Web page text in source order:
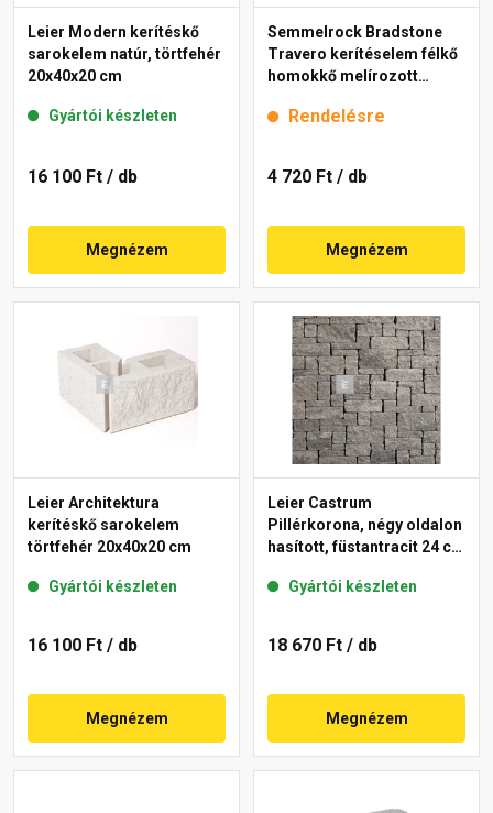
Leier Modern kerítéskő
sarokelem natúr, törtfehér
20x40x20 cm
Gyártói készleten
16 100 Ft / db
Megnézem
Semmelrock Bradstone
Travero kerítéselem félkő
homokkő melírozott
Rendelésre
4 720 Ft / db
Megnézem
Leier Architektura
kerítéskő sarokelem
törtfehér 20x40x20 cm
Gyártói készleten
16 100 Ft / db
Megnézem
Leier Castrum
Pillérkorona, négy oldalon
hasított, füstantracit 24 cm
Gyártói készleten
18 670 Ft / db
Megnézem